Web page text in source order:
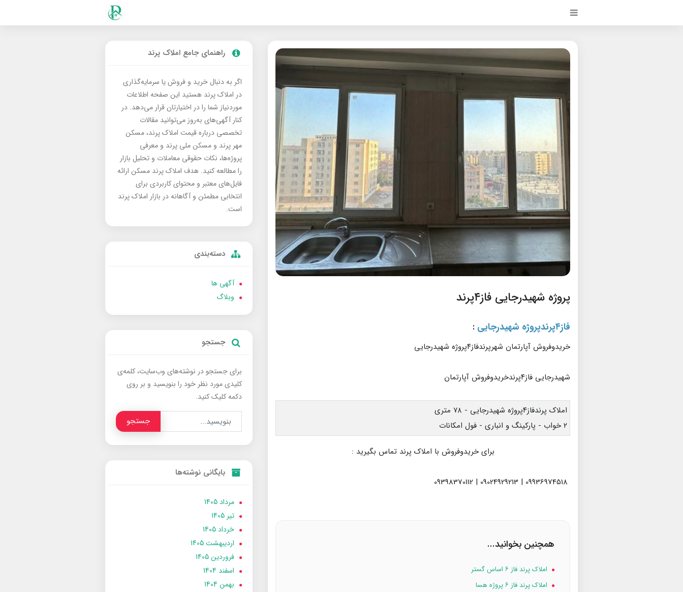
پروژه شهیدرجایی فاز۴پرند
فاز۴پرندپروژه شهیدرجایی :
خریدوفروش آپارتمان شهرپرندفاز۴پروژه شهیدرجایی
شهیدرجایی فاز۴پرندخریدوفروش آپارتمان
املاک پرندفاز۴پروژه شهیدرجایی - ۷۸ متری
۲ خواب - پارکینگ و انباری - فول امکانات
برای خریدوفروش با املاک پرند تماس بگیرید :
همچنین بخوانید...
املاک پرند فاز ۶ اساس گستر
املاک پرند فاز ۶ پروژه هسا
راهنمای جامع املاک پرند
اگر به دنبال خرید و فروش یا سرمایه‌گذاری
در املاک پرند هستید این صفحه اطلاعات
موردنیاز شما را در اختیارتان قرار می‌دهد. در
کنار آگهی‌های به‌روز می‌توانید مقالات
تخصصی درباره قیمت املاک پرند، مسکن
مهر پرند و مسکن ملی پرند و معرفی
پروژه‌ها، نکات حقوقی معاملات و تحلیل بازار
را مطالعه کنید. هدف املاک پرند مسکن ارائه
فایل‌های معتبر و محتوای کاربردی برای
انتخابی مطمئن و آگاهانه در بازار املاک پرند
است.
دسته‌بندی
آگهی ها
وبلاگ
جستجو
برای جستجو در نوشته‌های وب‌سایت، کلمه‌ی
کلیدی مورد نظر خود را بنویسید و بر روی
دکمه کلیک کنید.
جستجو
بایگانی نوشته‌ها
مرداد 1405
تير 1405
خرداد 1405
ارديبهشت 1405
فروردین 1405
اسفند 1404
بهمن 1404